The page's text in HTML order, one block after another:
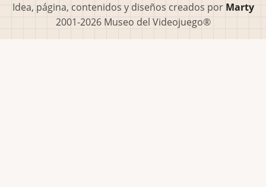
Idea, página, contenidos y diseños creados por Marty
2001-2026 Museo del Videojuego®